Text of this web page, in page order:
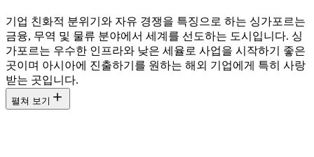
기업 친화적 분위기와 자유 경쟁을 특징으로 하는 싱가포르는
금융, 무역 및 물류 분야에서 세계를 선도하는 도시입니다. 싱
가포르는 우수한 인프라와 낮은 세율로 사업을 시작하기 좋은
곳이며 아시아에 진출하기를 원하는 해외 기업에게 특히 사랑
받는 곳입니다.
펼쳐 보기